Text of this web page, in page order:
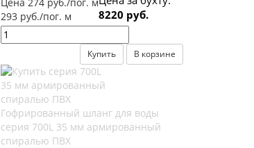
293 руб./пог. м
8220 руб.
Купить В корзине
Гофрированный шланг для воды
серия 700L 35 мм армированный
спиралью ПВХ